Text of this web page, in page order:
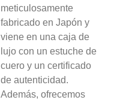
meticulosamente
fabricado en Japón y
viene en una caja de
lujo con un estuche de
cuero y un certificado
de autenticidad.
Además, ofrecemos